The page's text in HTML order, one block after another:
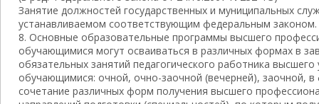
Занятие должностей государственных и муниципальных
устанавливаемом соответствующим федеральным законом.
8. Основные образовательные программы высшего
обучающимися могут осваиваться в различных формах в
обязательных занятий педагогического работника высшего
обучающимися: очной, очно-заочной (вечерней), заочной, в
сочетание различных форм получения высшего